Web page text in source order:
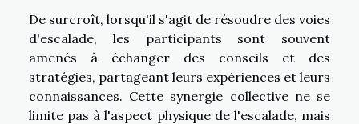
De surcroît, lorsqu'il s'agit de résoudre des voies
d'escalade, les participants sont souvent
amenés à échanger des conseils et des
stratégies, partageant leurs expériences et leurs
connaissances. Cette synergie collective ne se
limite pas à l'aspect physique de l'escalade, mais